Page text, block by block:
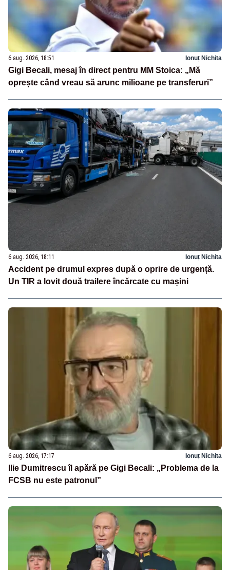
6 aug. 2026, 18:51 Ionuț Nichita
Gigi Becali, mesaj în direct pentru MM Stoica: „Mă
oprește când vreau să arunc milioane pe transferuri”
6 aug. 2026, 18:11 Ionuț Nichita
Accident pe drumul expres după o oprire de urgență.
Un TIR a lovit două trailere încărcate cu mașini
6 aug. 2026, 17:17 Ionuț Nichita
Ilie Dumitrescu îl apără pe Gigi Becali: „Problema de la
FCSB nu este patronul”